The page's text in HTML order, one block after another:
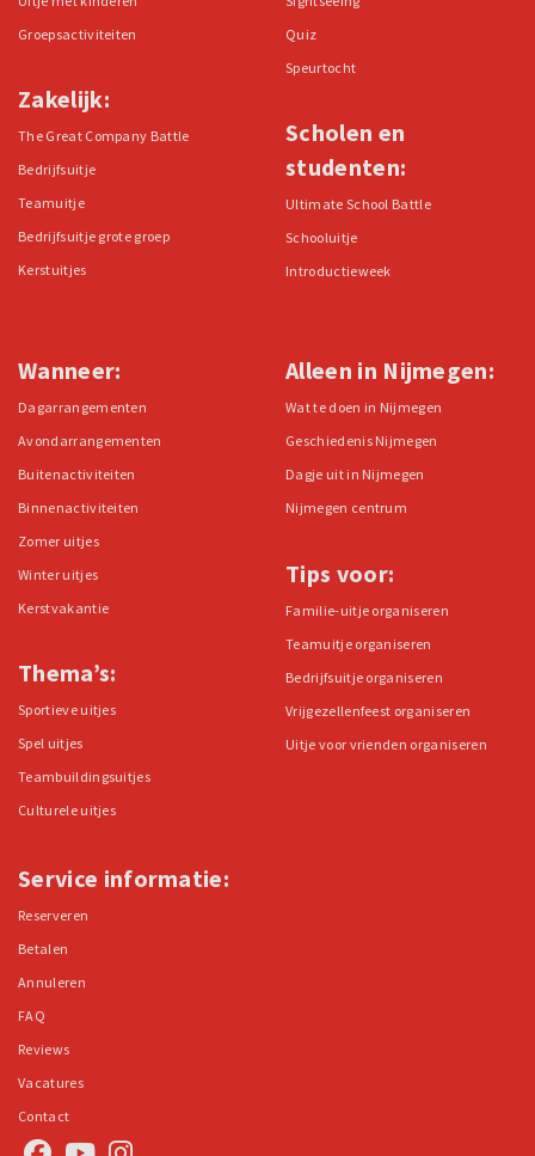
Groepsactiviteiten
Zakelijk:
The Great Company Battle
Bedrijfsuitje
Teamuitje
Bedrijfsuitje grote groep
Kerstuitjes
Quiz
Speurtocht
Scholen en
studenten:
Ultimate School Battle
Schooluitje
Introductieweek
Wanneer:
Dagarrangementen
Avondarrangementen
Buitenactiviteiten
Binnenactiviteiten
Zomer uitjes
Winter uitjes
Kerstvakantie
Thema’s:
Sportieve uitjes
Spel uitjes
Teambuildingsuitjes
Culturele uitjes
Alleen in Nijmegen:
Wat te doen in Nijmegen
Geschiedenis Nijmegen
Dagje uit in Nijmegen
Nijmegen centrum
Tips voor:
Familie-uitje organiseren
Teamuitje organiseren
Bedrijfsuitje organiseren
Vrijgezellenfeest organiseren
Uitje voor vrienden organiseren
Service informatie:
Reserveren
Betalen
Annuleren
FAQ
Reviews
Vacatures
Contact